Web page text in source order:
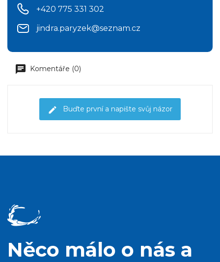
+420 775 331 302
jindra.paryzek@seznam.cz
Komentáře (0)
Buďte první a napište svůj názor
Něco málo o nás a